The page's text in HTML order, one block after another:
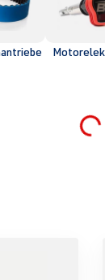
Loading...